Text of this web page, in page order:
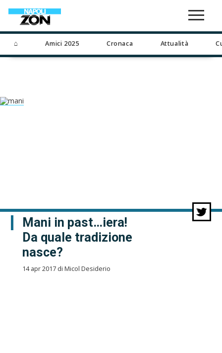
⌂ Amici 2025 Cronaca Attualità
Mani in past…iera!
Da quale tradizione
nasce?
14 apr 2017 di Micol Desiderio